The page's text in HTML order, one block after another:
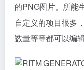
的PNG图片。所能
自定义的项目很多
数量等等都可以编